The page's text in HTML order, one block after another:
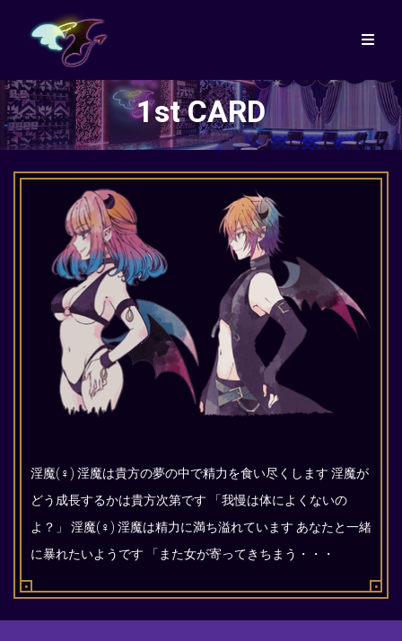
1st CARD
淫魔(♀) 淫魔は貴方の夢の中で精力を食い尽くします 淫魔が
どう成長するかは貴方次第です 「我慢は体によくないの
よ？」 淫魔(♀) 淫魔は精力に満ち溢れています あなたと一緒
に暴れたいようです 「また女が寄ってきちまう・・・